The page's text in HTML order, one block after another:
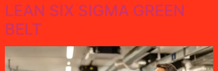
LEAN SIX SIGMA GREEN
BELT